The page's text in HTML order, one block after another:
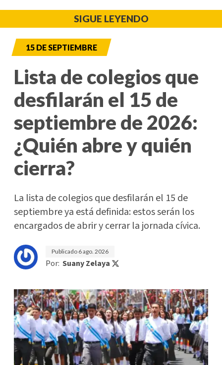
SIGUE LEYENDO
15 DE SEPTIEMBRE
Lista de colegios que
desfilarán el 15 de
septiembre de 2026:
¿Quién abre y quién
cierra?
La lista de colegios que desfilarán el 15 de
septiembre ya está definida: estos serán los
encargados de abrir y cerrar la jornada cívica.
Publicado 6 ago. 2026
Por: Suany Zelaya